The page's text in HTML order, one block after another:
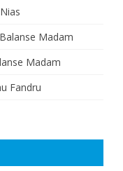
Madam
Madam
Fandru